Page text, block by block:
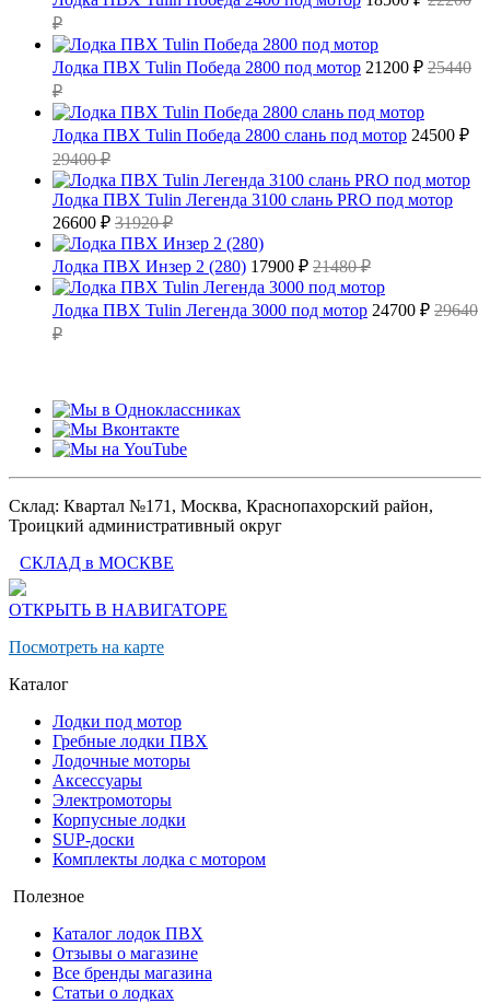
₽
Лодка ПВХ Tulin Победа 2800 под мотор 21200 ₽ 25440
₽
Лодка ПВХ Tulin Победа 2800 слань под мотор 24500 ₽
29400 ₽
Лодка ПВХ Tulin Легенда 3100 слань PRO под мотор
26600 ₽ 31920 ₽
Лодка ПВХ Инзер 2 (280) 17900 ₽ 21480 ₽
Лодка ПВХ Tulin Легенда 3000 под мотор 24700 ₽ 29640
₽
Склад: Квартал №171, Москва, Краснопахорский район,
Троицкий административный округ
СКЛАД в МОСКВЕ
ОТКРЫТЬ В НАВИГАТОРЕ
Посмотреть на карте
Каталог
Лодки под мотор
Гребные лодки ПВХ
Лодочные моторы
Аксессуары
Электромоторы
Корпусные лодки
SUP-доски
Комплекты лодка с мотором
Полезное
Каталог лодок ПВХ
Отзывы о магазине
Все бренды магазина
Статьи о лодках